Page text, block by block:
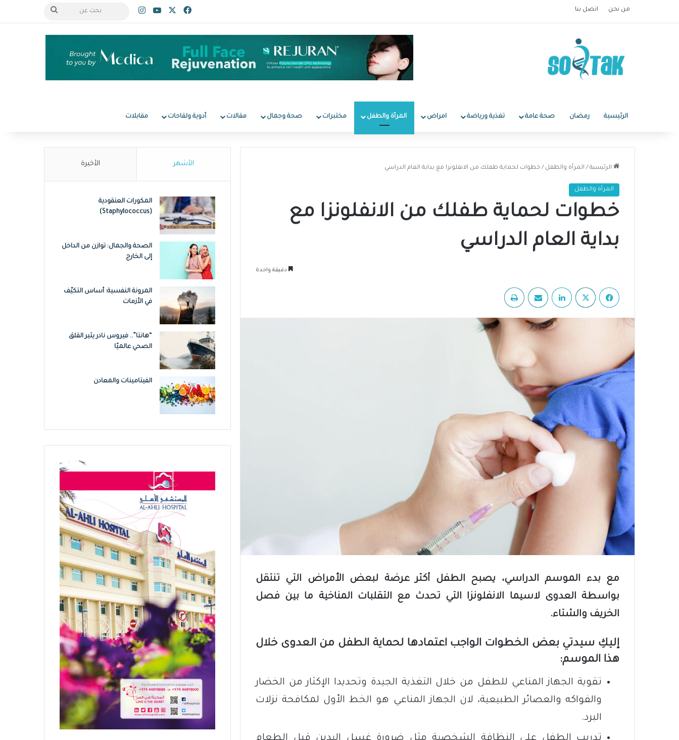
من نحن اتصل بنا فيسبوك‫YouTubeانستقرام بحث
الرئيسية رمضان صحة عامة تغذية ورياضة امراض المرأة والطفل مختبرات صحة وجمال مقالات أدوية ولقاحات مقابلات
الرئيسية / المرأة والطفل / خطوات لحماية طفلك من الانفلونزا مع بداية العام الدراسي
المرأة والطفل
خطوات لحماية طفلك من الانفلونزا مع
بداية العام الدراسي
دقيقة واحدة
فيسبوك لينكدإن مشاركة عبر البريد
مع بدء الموسم الدراسي، يصبح الطفل أكثر عرضة لبعض الأمراض التي تنتقل
بواسطة العدوى لاسيما الانفلونزا التي تحدث مع التقلبات المناخية ما بين فصل
الخريف والشتاء.
إليكِ سيدتي بعض الخطوات الواجب اعتمادها لحماية الطفل من العدوى خلال
هذا الموسم:
تقوية الجهاز المناعي للطفل من خلال التغذية الجيدة وتحديدا الإكثار من الخضار
والفواكه والعصائر الطبيعية، لان الجهاز المناعي هو الخط الأول لمكافحة نزلات
البرد.
الأشهر الأخيرة
المكورات العنقودية
(Staphylococcus)
الصحة والجمال: توازن من الداخل
إلى الخارج
المرونة النفسية: أساس التكيّف
في الأزمات
“هانتا”.. فيروس نادر يثير القلق
الصحي عالميًا
الفيتامينات والمعادن